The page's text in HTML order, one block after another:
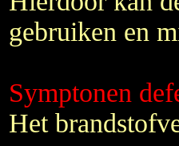
gebruiken en
Symptonen
Het